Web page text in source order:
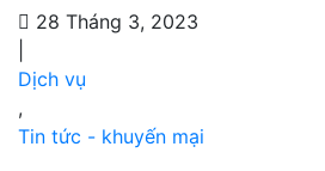
28 Tháng 3, 2023
Dịch vụ
,
Tin tức - khuyến mại